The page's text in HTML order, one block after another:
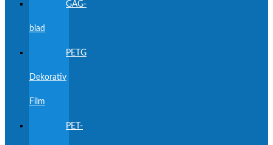
GAG-
blad
PETG
Dekorativ
Film
PET-